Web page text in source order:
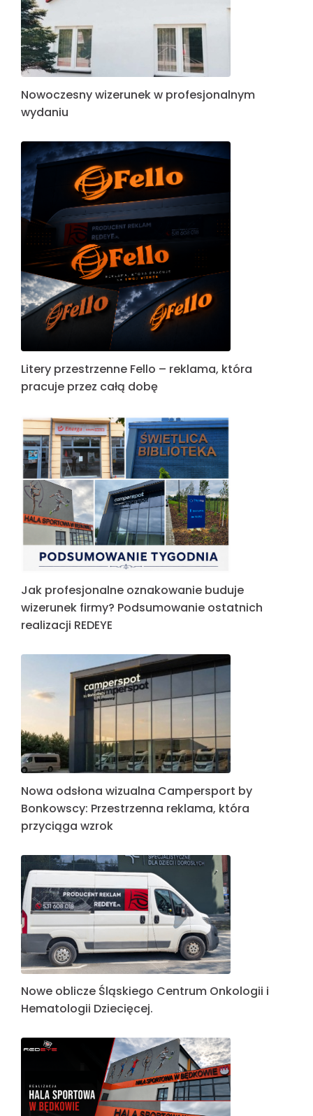
Nowoczesny wizerunek w profesjonalnym
wydaniu
Litery przestrzenne Fello – reklama, która
pracuje przez całą dobę
Jak profesjonalne oznakowanie buduje
wizerunek firmy? Podsumowanie ostatnich
realizacji REDEYE
Nowa odsłona wizualna Campersport by
Bonkowscy: Przestrzenna reklama, która
przyciąga wzrok
Nowe oblicze Śląskiego Centrum Onkologii i
Hematologii Dziecięcej.